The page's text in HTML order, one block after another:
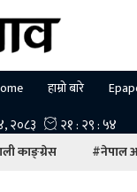
हाम्रो बारे
काङ्ग्रेस #नेपाल